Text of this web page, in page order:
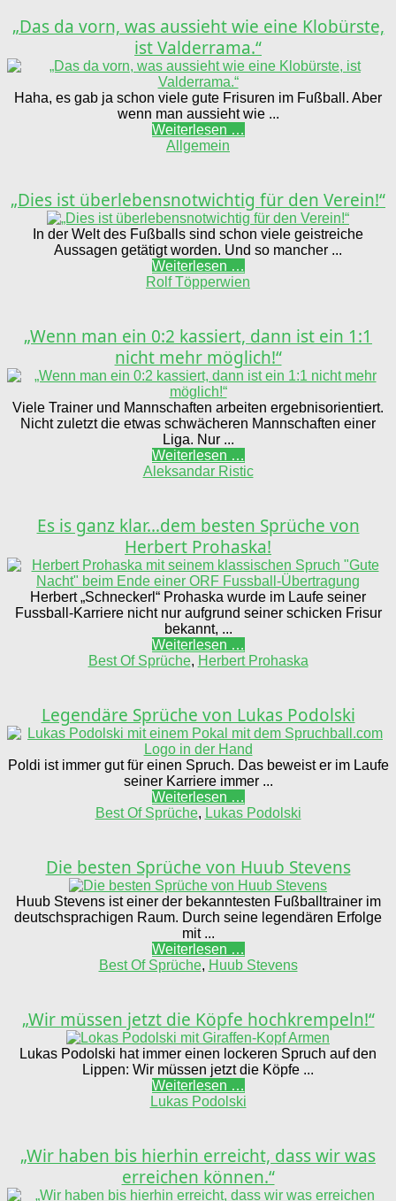
„Das da vorn, was aussieht wie eine Klobürste,
ist Valderrama.“
Haha, es gab ja schon viele gute Frisuren im Fußball. Aber
wenn man aussieht wie ...
Weiterlesen …
Allgemein
„Dies ist überlebensnotwichtig für den Verein!“
In der Welt des Fußballs sind schon viele geistreiche
Aussagen getätigt worden. Und so mancher ...
Weiterlesen …
Rolf Töpperwien
„Wenn man ein 0:2 kassiert, dann ist ein 1:1
nicht mehr möglich!“
Viele Trainer und Mannschaften arbeiten ergebnisorientiert.
Nicht zuletzt die etwas schwächeren Mannschaften einer
Liga. Nur ...
Weiterlesen …
Aleksandar Ristic
Es is ganz klar…dem besten Sprüche von
Herbert Prohaska!
Herbert „Schneckerl“ Prohaska wurde im Laufe seiner
Fussball-Karriere nicht nur aufgrund seiner schicken Frisur
bekannt, ...
Weiterlesen …
Best Of Sprüche, Herbert Prohaska
Legendäre Sprüche von Lukas Podolski
Poldi ist immer gut für einen Spruch. Das beweist er im Laufe
seiner Karriere immer ...
Weiterlesen …
Best Of Sprüche, Lukas Podolski
Die besten Sprüche von Huub Stevens
Huub Stevens ist einer der bekanntesten Fußballtrainer im
deutschsprachigen Raum. Durch seine legendären Erfolge
mit ...
Weiterlesen …
Best Of Sprüche, Huub Stevens
„Wir müssen jetzt die Köpfe hochkrempeln!“
Lukas Podolski hat immer einen lockeren Spruch auf den
Lippen: Wir müssen jetzt die Köpfe ...
Weiterlesen …
Lukas Podolski
„Wir haben bis hierhin erreicht, dass wir was
erreichen können.“